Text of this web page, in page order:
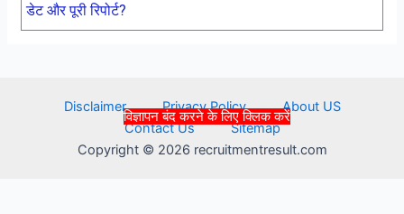
विज्ञापन बंद करने के लिए क्लिक करें
डेट और पूरी रिपोर्ट?
Disclaimer Privacy Policy
About US
Contact Us
Sitemap
Copyright © 2026 recruitmentresult.com